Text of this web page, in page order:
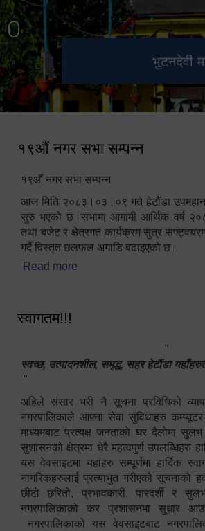
भुटनदेवी
स्मारक
हेटौंडा
कार्यपालिकाको
मनकामना
१९औं नगर सभा सम्पन्न
१९औं नगर सभा सम्पन्न
आज मिति २०८३।०३।०९ गते हेटौंडा
सुरु भएको छ।सभामा आगामी आर्थिक वर्ष
तथा बजेट र क्षेत्रगत कार्यक्रम सुत्र
गर्दै विस्तृत छलफल अगाडि बढाइएको छ।
Read more
स्वागतम!!!
"
स्वच्छ, उत्पादनशील, समृद्ध, सहर हेटौंडा
"
अहिले संसार भरी नै सूचना प्रविधिको
नगरपालिकाले आफ्ना सेवा सुविधाहरु कम्प्यूटर
माध्यमबाट प्रत्यक्ष जनताको घर दैलोमा
सुशासनको क्षेत्रमा धेरै महत्वपुर्ण उपलब्धिहरु
यस वेवसाइटमा यहांहरु सम्पूर्णमा हार्दिक
नागरिकहरुलाई प्रत्याभुत गरीएको सूचनाको
छीटो छरितो, प्रभावकारी, पारदर्शी र
नगरपालिकाको कर प्रशासनमा सुधार
नगरपालिकाको यस वेवसाइटबाट